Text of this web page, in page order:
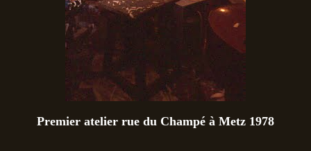
Premier atelier rue du Champé à Metz 1978